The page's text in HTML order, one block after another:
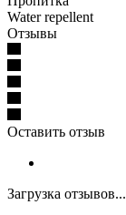
Water repellent
Отзывы
Оставить отзыв
Загрузка отзывов...